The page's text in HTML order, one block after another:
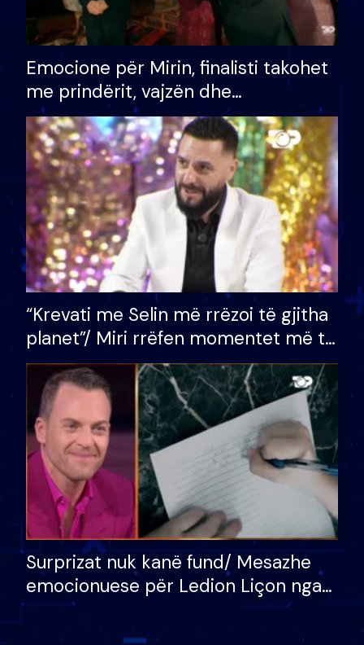
Emocione për Mirin, finalisti takohet
me prindërit, vajzën dhe
bashkëshorten: S’kemi ndonjë letër
divorci apo jo?
“Krevati me Selin më rrëzoi të gjitha
planet”/ Miri rrëfen momentet më të
bukura në shtëpinë e BB VIP: Do më
mungojë zilja e mëngjesit kur…
Surprizat nuk kanë fund/ Mesazhe
emocionuese për Ledion Liçon nga
nëna dhe fëmijët e tij, moderatori
nuk i mban dot lotët: Nuk meritoj…